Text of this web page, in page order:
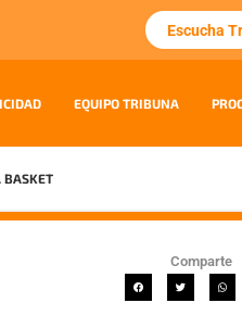
Escucha
EQUIPO TRIBUNA
BASKET
Comparte